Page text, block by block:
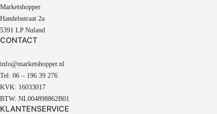
Marketshopper
Handelsstraat 2a
5391 LP Nuland
CONTACT
info@marketshopper.nl
Tel: 06 – 196 39 276
KVK: 16033017
BTW: NL004898862B01
KLANTENSERVICE